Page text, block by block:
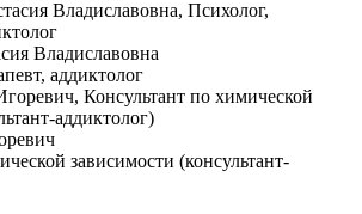
Владиславовна
аддиктолог
зависимости (консультант-